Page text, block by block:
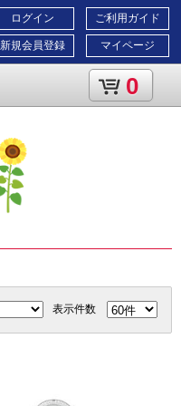
ご利用ガイド
マイページ
ログイン
新規会員登録
0
表示件数